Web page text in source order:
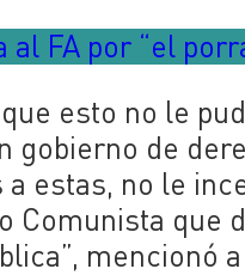
al FA por “el
esto no le
gobierno de
estas, no le
Comunista que
mencionó